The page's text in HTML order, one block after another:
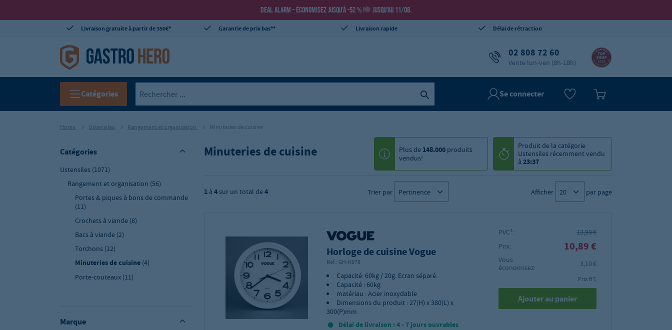
DEAL ALARM - ÉCONOMISEZ JUSQU’À -52 % ! JUSQU’AU 11/08.
Livraison gratuite à partir de 350€* Garantie de prix bas** Livraison rapide Délai de rétraction
02 808 72 60
Vente lun-ven (8h-18h)
Catégories Se connecter
Home Ustensiles Rangement et organisation Minuteries de cuisine
Catégories
Ustensiles (1071)
Rangement et organisation (56)
Portes & piques à bons de commande
(11)
Crochets à viande (8)
Bacs à viande (2)
Torchons (12)
Minuteries de cuisine (4)
Porte-couteaux (11)
Marque
Minuteries de cuisine Plus de 148.000produits
vendus!
Produit de la catégorie
Ustensiles récemment vendu
à23:37
1 à 4 sur un total de4 Trier par Afficher par page
Horloge de cuisine Vogue
Réf.: GH-K978
Capacité: 60kg / 20g. Ecran séparé.
Capacité : 60kg
matériau : Acier inoxydable
Dimensions du produit : 27(H) x 380(L) x
300(P)mm
Délai de livraison : 4 - 7 jours ouvrables
PVC²:
13,99 €
Prix:
10,89 €
Vous
économisez:
3,10 €
Prix HT,
Ajouter au panier